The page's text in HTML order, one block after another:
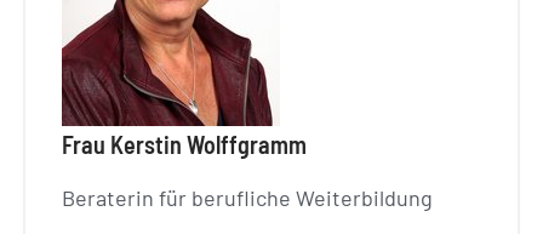
Frau Kerstin Wolffgramm
Beraterin für berufliche Weiterbildung